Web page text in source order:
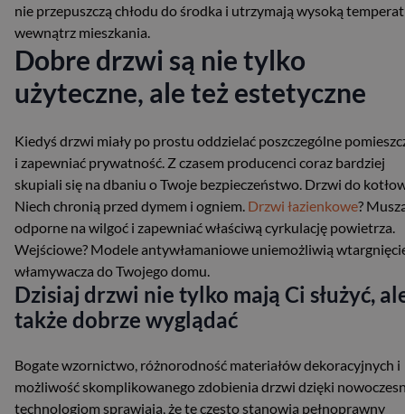
nie przepuszczą chłodu do środka i utrzymają wysoką
wewnątrz mieszkania.
Dobre drzwi są nie tylko
użyteczne, ale też estetyczne
Kiedyś drzwi miały po prostu oddzielać poszczególne
i zapewniać prywatność. Z czasem producenci coraz bardziej
skupiali się na dbaniu o Twoje bezpieczeństwo. Drzwi do
Niech chronią przed dymem i ogniem. Drzwi łazienkowe?
odporne na wilgoć i zapewniać właściwą cyrkulację powietrza.
Wejściowe? Modele antywłamaniowe uniemożliwią
włamywacza do Twojego domu.
Dzisiaj drzwi nie tylko mają Ci służyć,
także dobrze wyglądać
Bogate wzornictwo, różnorodność materiałów dekoracyjnych i
możliwość skomplikowanego zdobienia drzwi dzięki
technologiom sprawiają, że te często stanowią pełnoprawny